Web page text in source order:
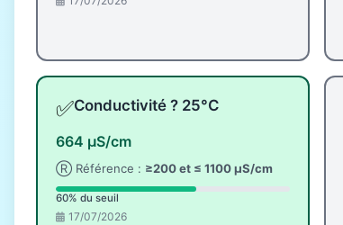
✅Conductivité ? 25°C
664 µS/cm
Ⓡ Référence : ≥200 et ≤ 1100 µS/cm
60% du seuil
17/07/2026